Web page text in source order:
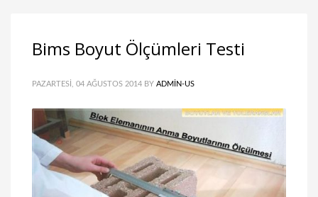
Bims Boyut Ölçümleri Testi
PAZARTESI, 04 AĞUSTOS 2014 BY ADMIN-US